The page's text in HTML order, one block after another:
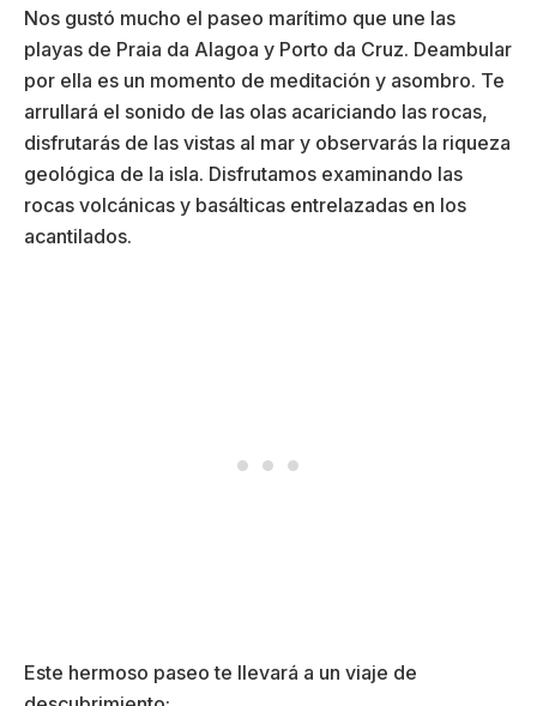
Nos gustó mucho el paseo marítimo que une las
playas de Praia da Alagoa y Porto da Cruz. Deambular
por ella es un momento de meditación y asombro. Te
arrullará el sonido de las olas acariciando las rocas,
disfrutarás de las vistas al mar y observarás la riqueza
geológica de la isla. Disfrutamos examinando las
rocas volcánicas y basálticas entrelazadas en los
acantilados.
Este hermoso paseo te llevará a un viaje de